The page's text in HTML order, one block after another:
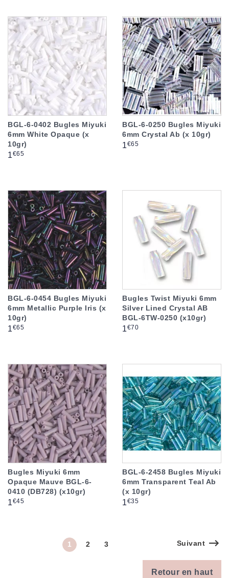
BGL-6-0402 Bugles Miyuki
6mm White Opaque (x
10gr)
Prix
1€65
BGL-6-0250 Bugles Miyuki
6mm Crystal Ab (x 10gr)
Prix
1€65
BGL-6-0454 Bugles Miyuki
6mm Metallic Purple Iris (x
10gr)
Prix
1€65
Bugles Twist Miyuki 6mm
Silver Lined Crystal AB
BGL-6TW-0250 (x10gr)
Prix
1€70
Bugles Miyuki 6mm
Opaque Mauve BGL-6-
0410 (DB728) (x10gr)
Prix
1€45
BGL-6-2458 Bugles Miyuki
6mm Transparent Teal Ab
(x 10gr)
Prix
1€35
1 2 3 Suivant
Retour en haut